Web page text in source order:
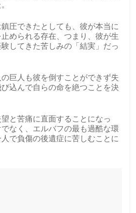
圧できたとしても、彼が本当に
められる存在、つまり、彼が生
してきた苦しみの「結実」だっ
巨人も彼を倒すことができず失
込んで自らの命を絶つことを決
と苦痛に直面することになっ
なく、エルバフの最も過酷な環
で負傷の後遺症に苦しむことに